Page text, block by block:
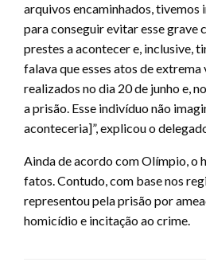
arquivos encaminhados, tivemos
para conseguir evitar esse grave
prestes a acontecer e, inclusive,
falava que esses atos de
realizados no dia 20 de junho e,
a prisão. Esse indivíduo não
aconteceria]”, explicou o
Ainda de acordo com Olímpio, o
fatos. Contudo, com base nos
representou pela prisão por
homicídio e incitação ao crime.